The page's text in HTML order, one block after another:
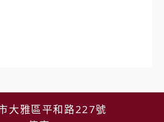
大雅區平和路227號